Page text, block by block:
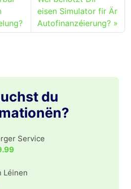
eisen Simulator fir Är
Autofinanzéierung?
du
Service
Léinen